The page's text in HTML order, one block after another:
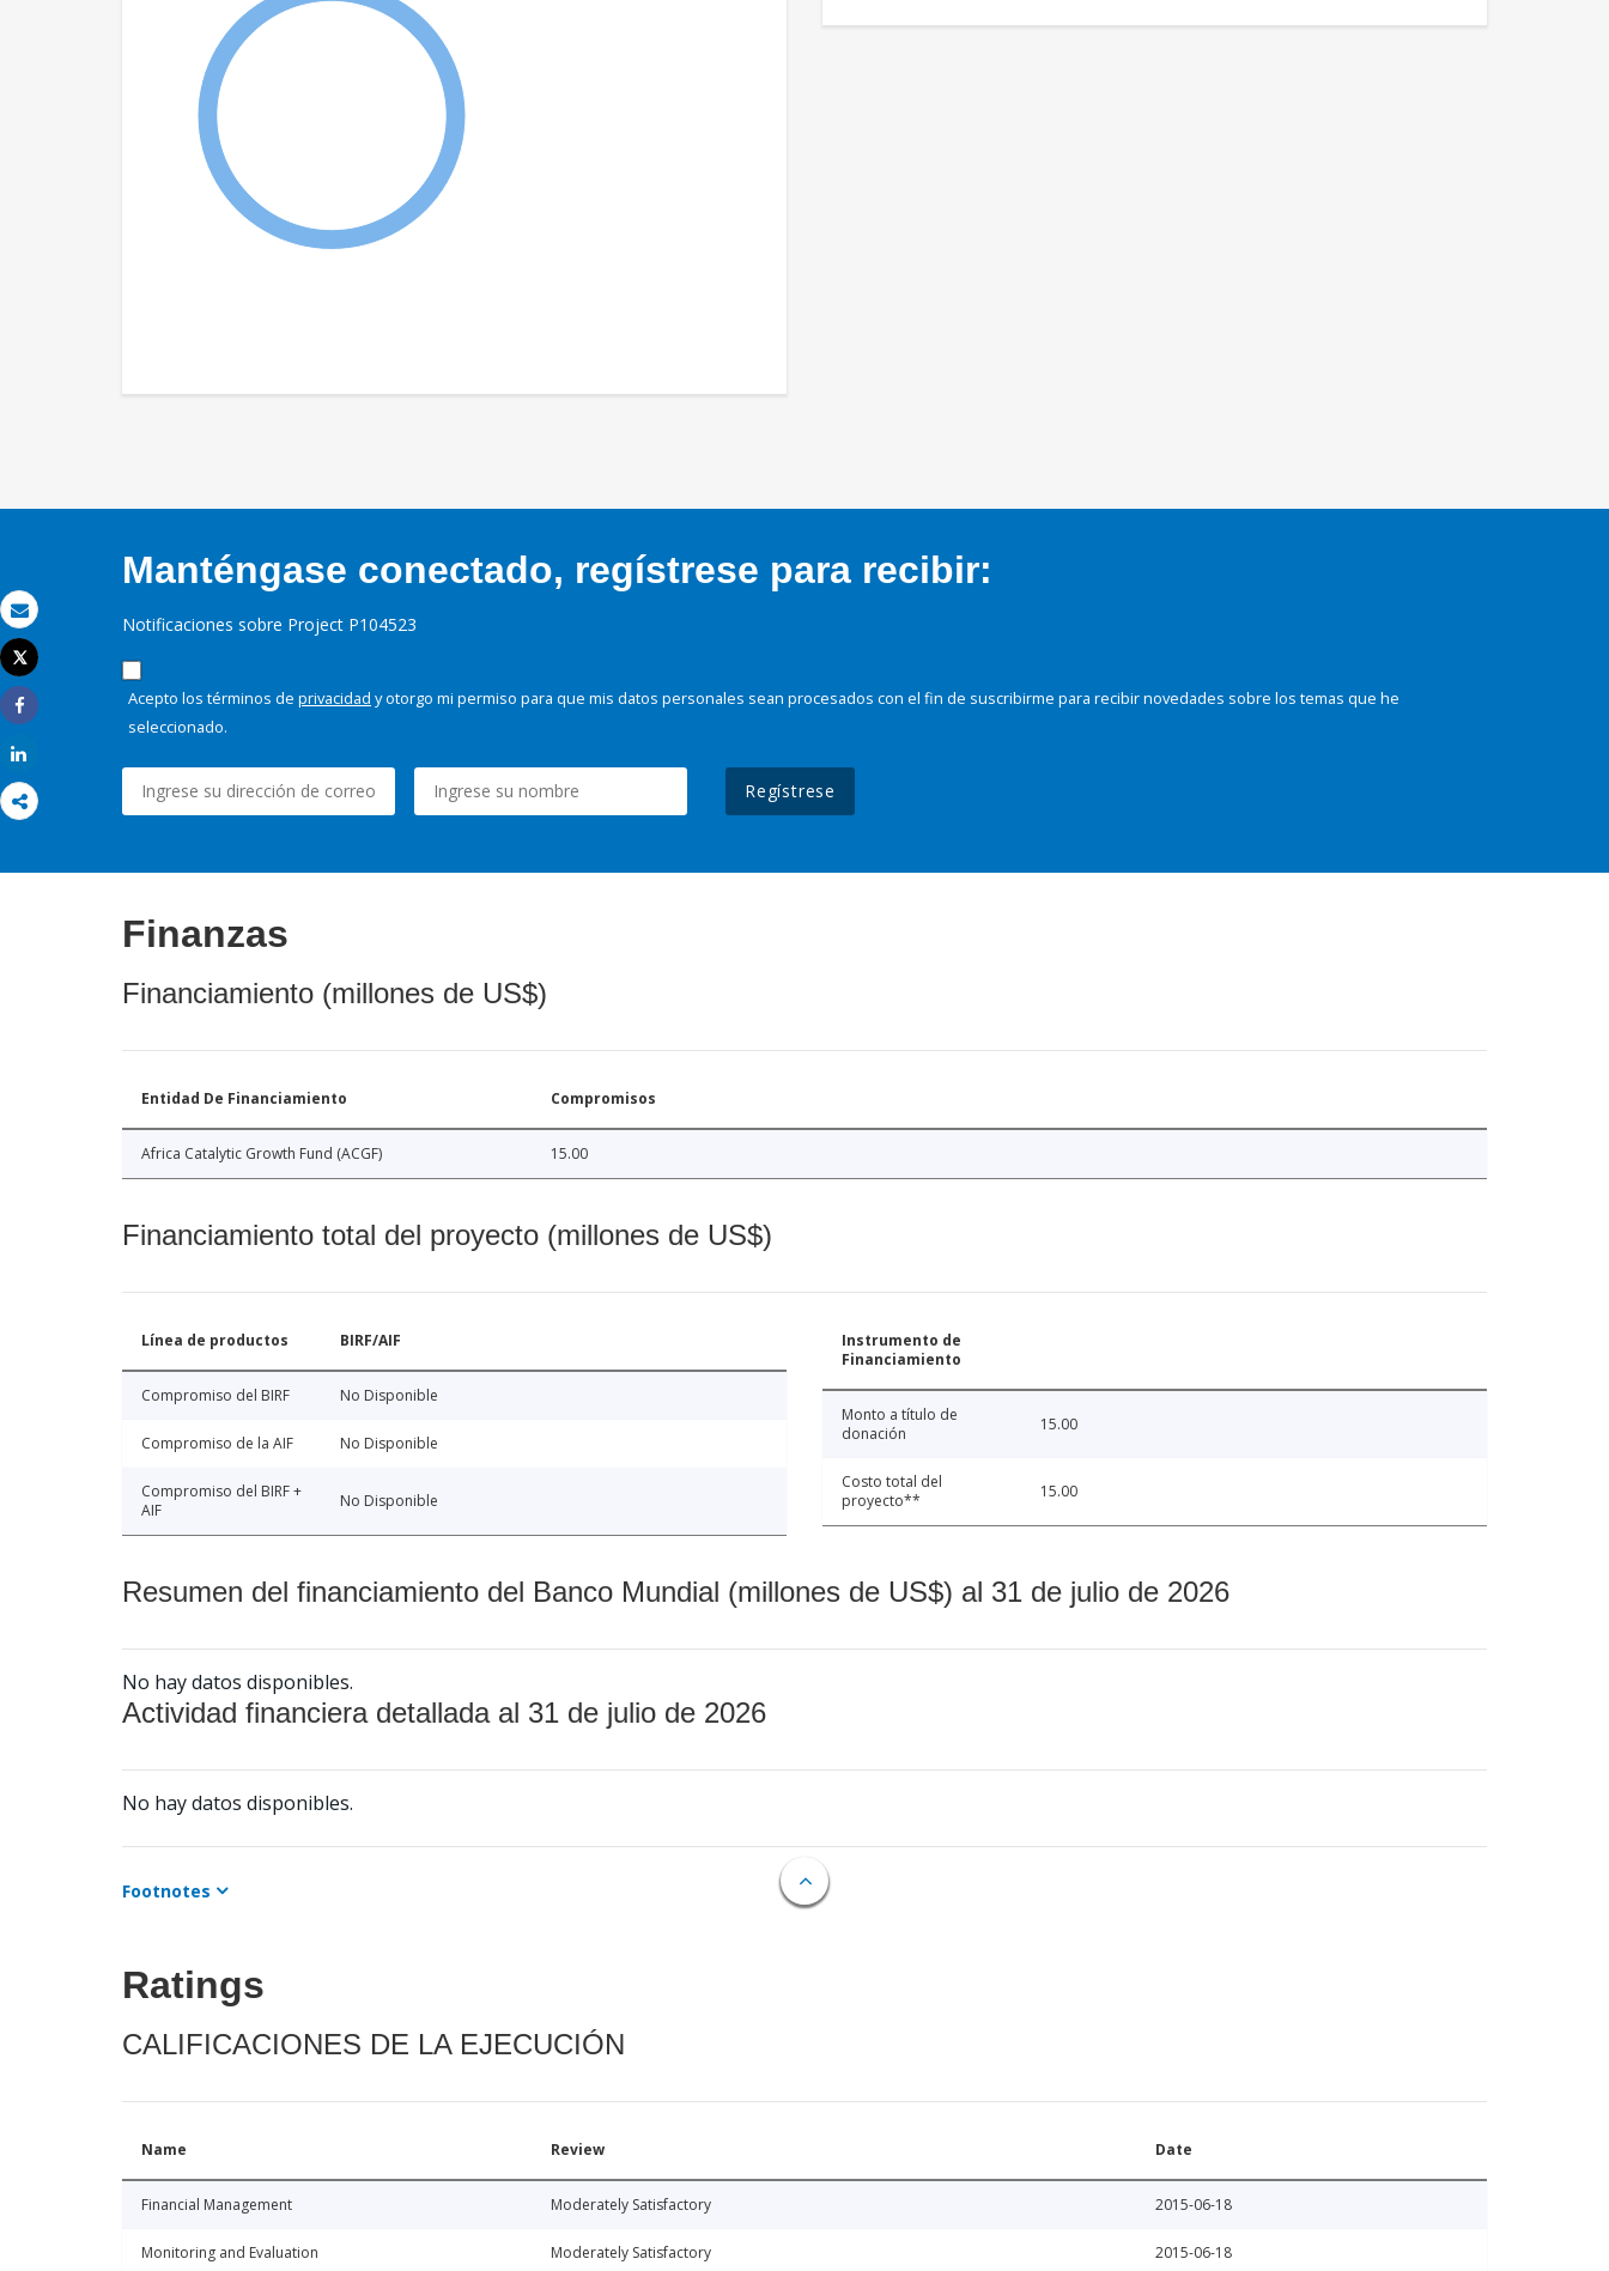
Correo electrónico
Imprimir
Tweet
Share
Manténgase conectado, regístrese para recibir:
Notificaciones sobre Project P104523
Acepto los términos de privacidad y otorgo mi permiso para que mis datos personales sean procesados con el fin de suscribirme para recibir novedades sobre los temas que he
seleccionado.
Regístrese
Finanzas
Financiamiento (millones de US$)
Entidad De Financiamiento Compromisos
Africa Catalytic Growth Fund (ACGF) 15.00
Financiamiento total del proyecto (millones de US$)
Línea de productos BIRF/AIF
Compromiso del BIRF No Disponible
Compromiso de la AIF No Disponible
Compromiso del BIRF +
AIF
No Disponible
Instrumento de
Financiamiento
Monto a título de
donación
15.00
Costo total del
proyecto**
15.00
Resumen del financiamiento del Banco Mundial (millones de US$) al 31 de julio de 2026
No hay datos disponibles.
Actividad financiera detallada al 31 de julio de 2026
No hay datos disponibles.
Footnotes
Ratings
CALIFICACIONES DE LA EJECUCIÓN
Name Review Date
Financial Management Moderately Satisfactory 2015-06-18
Monitoring and Evaluation Moderately Satisfactory 2015-06-18